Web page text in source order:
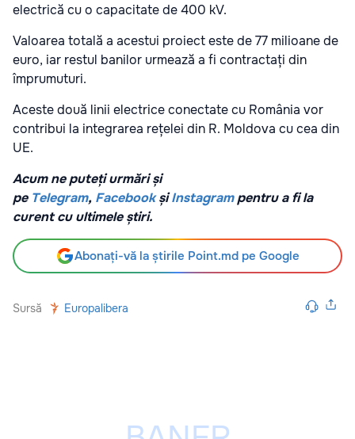
electrică cu o capacitate de 400 kV.
Valoarea totală a acestui proiect este de 77 milioane de
euro, iar restul banilor urmează a fi contractați din
împrumuturi.
Aceste două linii electrice conectate cu România vor
contribui la integrarea rețelei din R. Moldova cu cea din
UE.
Acum ne puteți urmări și
pe Telegram, Facebook șiInstagrampentru a fi la
curent cu ultimele știri.
Abonați-vă la știrile Point.md pe Google
Sursă Europalibera